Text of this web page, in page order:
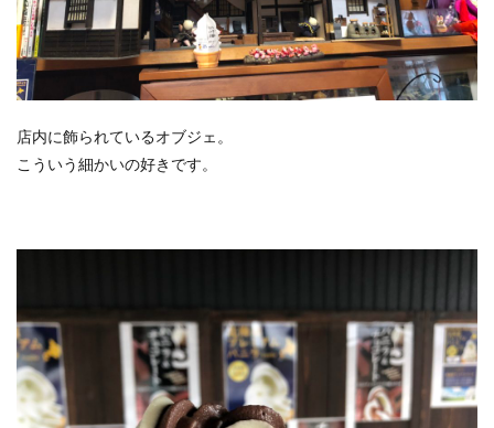
店内に飾られているオブジェ。
こういう細かいの好きです。